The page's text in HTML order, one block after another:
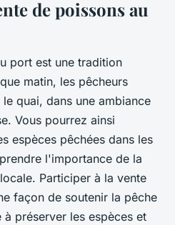
de poissons au
port est une tradition
matin, les pêcheurs
quai, dans une ambiance
Vous pourrez ainsi
espèces pêchées dans les
l'importance de la
Participer à la vente
façon de soutenir la pêche
préserver les espèces et